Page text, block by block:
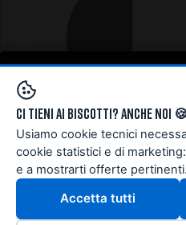
Copyright © 2024
Ci tieni ai biscotti? Anche noi
Usiamo cookie tecnici
cookie statistici e di
e a mostrarti offerte
Accetta tutti